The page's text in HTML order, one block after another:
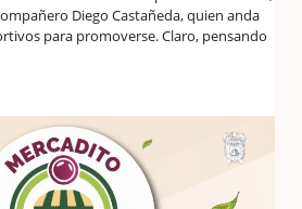
Diego Castañeda, quien anda
para promoverse. Claro, pensando